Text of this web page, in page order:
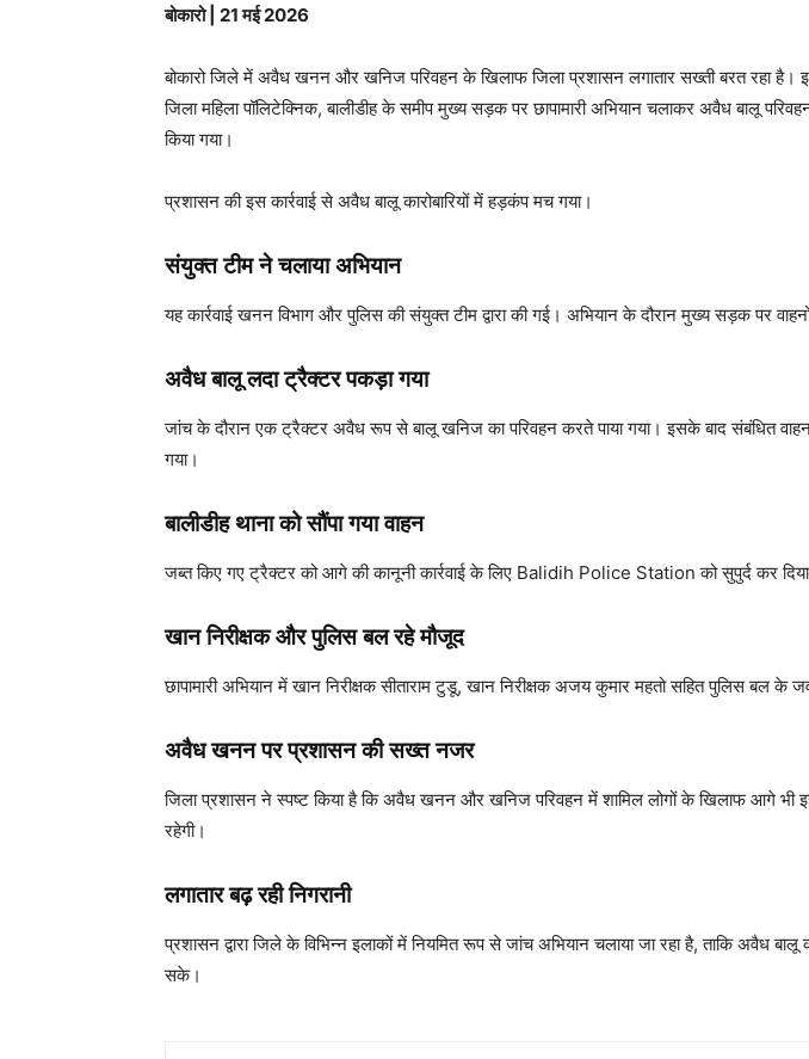
बोकारो | 21 मई 2026
बोकारो जिले में अवैध खनन और खनिज परिवहन के खिलाफ जिला प्रशासन लगातार सख्ती बरत रहा है।
जिला महिला पॉलिटेक्निक, बालीडीह के समीप मुख्य सड़क पर छापामारी अभियान चलाकर अवैध बालू
किया गया।
प्रशासन की इस कार्रवाई से अवैध बालू कारोबारियों में हड़कंप मच गया।
संयुक्त टीम ने चलाया अभियान
यह कार्रवाई खनन विभाग और पुलिस की संयुक्त टीम द्वारा की गई। अभियान के दौरान मुख्य सड़क पर
अवैध बालू लदा ट्रैक्टर पकड़ा गया
जांच के दौरान एक ट्रैक्टर अवैध रूप से बालू खनिज का परिवहन करते पाया गया। इसके बाद संबंधित
गया।
बालीडीह थाना को सौंपा गया वाहन
जब्त किए गए ट्रैक्टर को आगे की कानूनी कार्रवाई के लिए Balidih Police Station को सुपुर्द कर
खान निरीक्षक और पुलिस बल रहे मौजूद
छापामारी अभियान में खान निरीक्षक सीताराम टुडू, खान निरीक्षक अजय कुमार महतो सहित पुलिस बल के
अवैध खनन पर प्रशासन की सख्त नजर
जिला प्रशासन ने स्पष्ट किया है कि अवैध खनन और खनिज परिवहन में शामिल लोगों के खिलाफ आगे भी
रहेगी।
लगातार बढ़ रही निगरानी
प्रशासन द्वारा जिले के विभिन्न इलाकों में नियमित रूप से जांच अभियान चलाया जा रहा है, ताकि अवैध बालू
सके।